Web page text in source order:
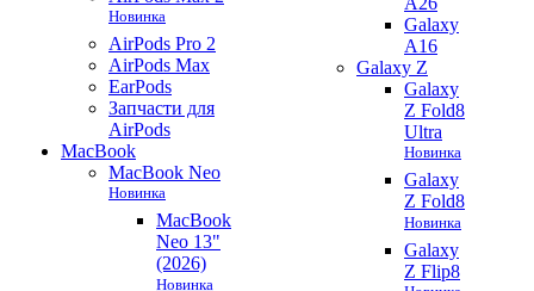
Новинка
AirPods Pro 2
AirPods Max
EarPods
Запчасти для
AirPods
MacBook
MacBook Neo
Новинка
MacBook
Neo 13"
(2026)
Новинка
Galaxy
A16
Galaxy Z
Galaxy
Z Fold8
Ultra
Новинка
Galaxy
Z Fold8
Новинка
Galaxy
Z Flip8